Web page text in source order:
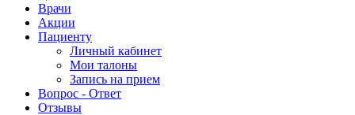
Врачи
Акции
Пациенту
Личный кабинет
Мои талоны
Запись на прием
Вопрос - Ответ
Отзывы